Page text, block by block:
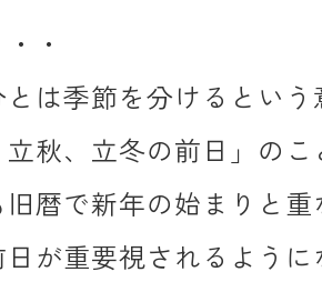
・
は季節を分けるとい
秋、立冬の前日」の
旧暦で新年の始まりと
日が重要視されるよう